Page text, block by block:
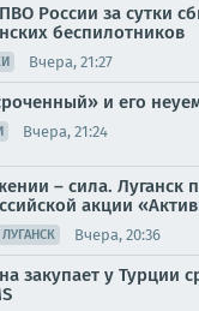
России за сутки
беспилотников
Вчера, 21:27
и его
Вчера, 21:24
– сила. Луганск
акции
ЛУГАНСК Вчера, 20:36
закупает у Турции